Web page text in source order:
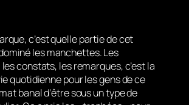
c’est quelle partie de cet
les manchettes. Les
constats, les remarques, c’est la
quotidienne pour les gens de ce
banal d’être sous un type de